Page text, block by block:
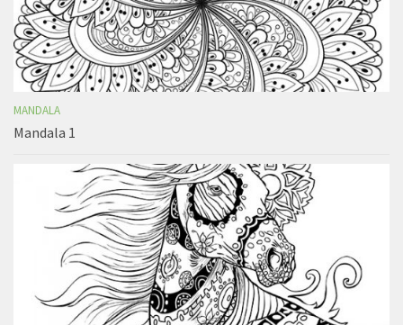
MANDALA
Mandala 1